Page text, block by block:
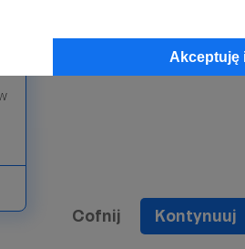
Akceptuję
Cofnij Kontynuuj